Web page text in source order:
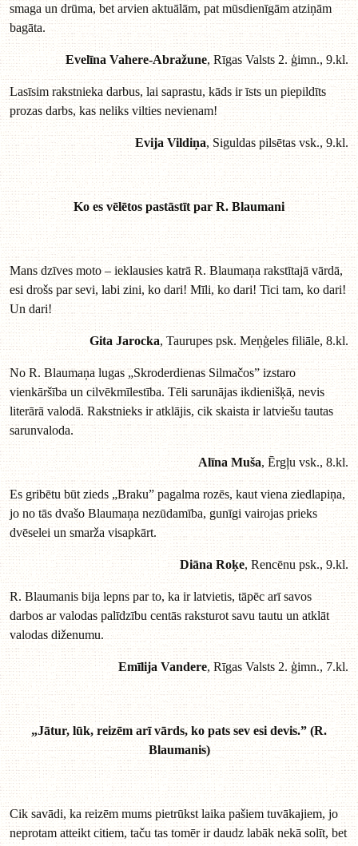
smaga un drūma, bet arvien aktuālām, pat mūsdienīgām atziņām
bagāta.
Evelīna Vahere-Abražune, Rīgas Valsts 2. ģimn., 9.kl.
Lasīsim rakstnieka darbus, lai saprastu, kāds ir īsts un piepildīts
prozas darbs, kas neliks vilties nevienam!
Evija Vildiņa, Siguldas pilsētas vsk., 9.kl.
Ko es vēlētos pastāstīt par R. Blaumani
Mans dzīves moto – ieklausies katrā R. Blaumaņa rakstītajā vārdā,
esi drošs par sevi, labi zini, ko dari! Mīli, ko dari! Tici tam, ko dari!
Un dari!
Gita Jarocka, Taurupes psk. Meņģeles filiāle, 8.kl.
No R. Blaumaņa lugas „Skroderdienas Silmačos” izstaro
vienkāršība un cilvēkmīlestība. Tēli sarunājas ikdienišķā, nevis
literārā valodā. Rakstnieks ir atklājis, cik skaista ir latviešu tautas
sarunvaloda.
Alīna Muša, Ērgļu vsk., 8.kl.
Es gribētu būt zieds „Braku” pagalma rozēs, kaut viena ziedlapiņa,
jo no tās dvašo Blaumaņa nezūdamība, gunīgi vairojas prieks
dvēselei un smarža visapkārt.
Diāna Roķe, Rencēnu psk., 9.kl.
R. Blaumanis bija lepns par to, ka ir latvietis, tāpēc arī savos
darbos ar valodas palīdzību centās raksturot savu tautu un atklāt
valodas diženumu.
Emīlija Vandere, Rīgas Valsts 2. ģimn., 7.kl.
„Jātur, lūk, reizēm arī vārds, ko pats sev esi devis.” (R.
Blaumanis)
Cik savādi, ka reizēm mums pietrūkst laika pašiem tuvākajiem, jo
neprotam atteikt citiem, taču tas tomēr ir daudz labāk nekā solīt, bet